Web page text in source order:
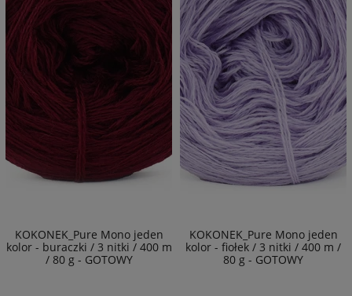
KOKONEK_Pure Mono jeden
kolor - buraczki / 3 nitki / 400 m
/ 80 g - GOTOWY
KOKONEK_Pure Mono jeden
kolor - fiołek / 3 nitki / 400 m /
80 g - GOTOWY